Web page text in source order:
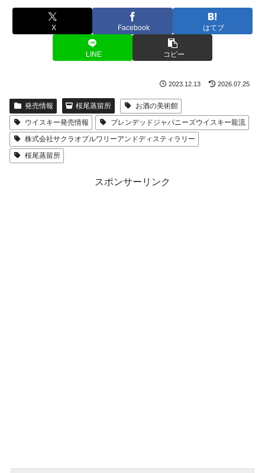
X Facebook はてブ
LINE コピー
2023.12.13 2026.07.25
発売情報 桜尾蒸留所
お酒の美術館
ウイスキー発売情報
ブレンデッドジャパニーズウイスキー龍流
株式会社サクラオブルワリーアンドディスティラリー
桜尾蒸留所
スポンサーリンク